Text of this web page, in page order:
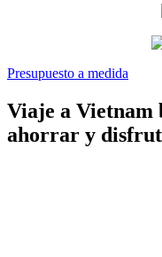
Presupuesto a medida
Viaje a Vietnam
ahorrar y